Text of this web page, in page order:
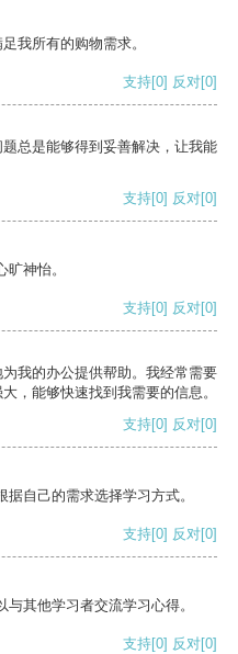
我所有的购物需求。
支持[0] 反对[0]
总是能够得到妥善解决，让我能
支持[0] 反对[0]
神怡。
支持[0] 反对[0]
我的办公提供帮助。我经常需要
，能够快速找到我需要的信息。
支持[0] 反对[0]
自己的需求选择学习方式。
支持[0] 反对[0]
其他学习者交流学习心得。
支持[0] 反对[0]